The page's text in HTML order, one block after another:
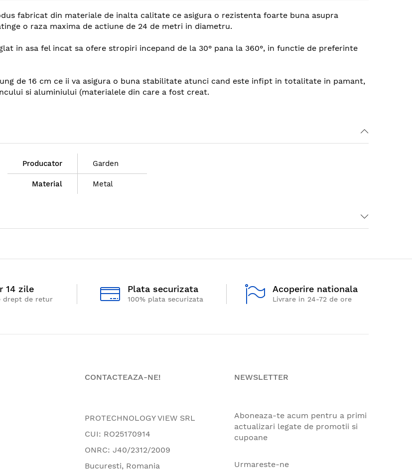
fabricat din materiale de inalta calitate ce asigura o rezistenta foarte buna asupra
o raza maxima de actiune de 24 de metri in diametru.
in asa fel incat sa ofere stropiri incepand de la 30° pana la 360°, in functie de preferinte
de 16 cm ce ii va asigura o buna stabilitate atunci cand este infipt in totalitate in pamant,
si aluminiului (materialele din care a fost creat.
Producator Garden
Material Metal
14 zile
drept de retur
Plata securizata
100% plata securizata
Acoperire nationala
Livrare in 24-72 de ore
CONTACTEAZA-NE!
PROTECHNOLOGY VIEW SRL
CUI: RO25170914
ONRC: J40/2312/2009
Bucuresti, Romania
NEWSLETTER
Aboneaza-te acum pentru a primi
actualizari legate de promotii si
cupoane
Urmareste-ne